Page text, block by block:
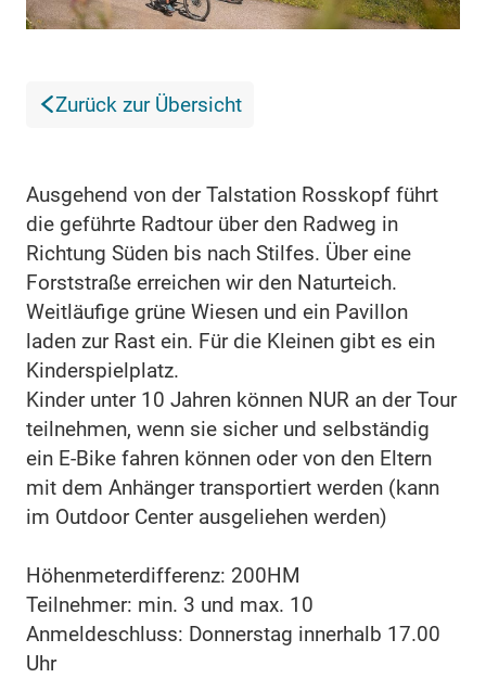
Zurück zur Übersicht
Ausgehend von der Talstation Rosskopf führt
die geführte Radtour über den Radweg in
Richtung Süden bis nach Stilfes. Über eine
Forststraße erreichen wir den Naturteich.
Weitläufige grüne Wiesen und ein Pavillon
laden zur Rast ein. Für die Kleinen gibt es ein
Kinderspielplatz.
Kinder unter 10 Jahren können NUR an der Tour
teilnehmen, wenn sie sicher und selbständig
ein E-Bike fahren können oder von den Eltern
mit dem Anhänger transportiert werden (kann
im Outdoor Center ausgeliehen werden)
Höhenmeterdifferenz: 200HM
Teilnehmer: min. 3 und max. 10
Anmeldeschluss: Donnerstag innerhalb 17.00
Uhr